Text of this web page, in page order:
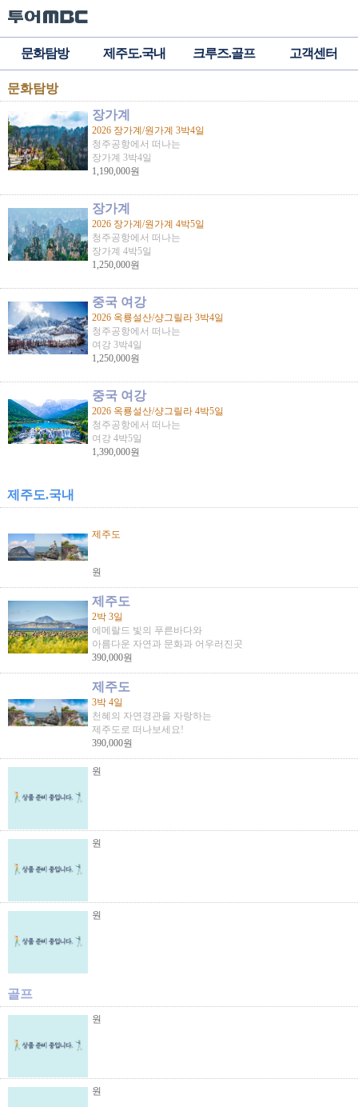
문화탐방 제주도.국내 크루즈.골프 고객센터
문화탐방
장가계
2026 장가계/원가계 3박4일
청주공항에서 떠나는
장가계 3박4일
1,190,000원
장가계
2026 장가계/원가계 4박5일
청주공항에서 떠나는
장가계 4박5일
1,250,000원
중국 여강
2026 옥룡설산/샹그릴라 3박4일
청주공항에서 떠나는
여강 3박4일
1,250,000원
중국 여강
2026 옥룡설산/샹그릴라 4박5일
청주공항에서 떠나는
여강 4박5일
1,390,000원
제주도.국내
제주도
원
제주도
2박 3일
에메랄드 빛의 푸른바다와
아름다운 자연과 문화과 어우러진곳
390,000원
제주도
3박 4일
천혜의 자연경관을 자랑하는
제주도로 떠나보세요!
390,000원
원
원
원
골프
원
원